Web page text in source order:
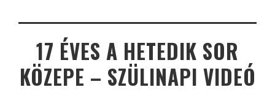
17 ÉVES A HETEDIK SOR
KÖZEPE – SZÜLINAPI VIDEÓ